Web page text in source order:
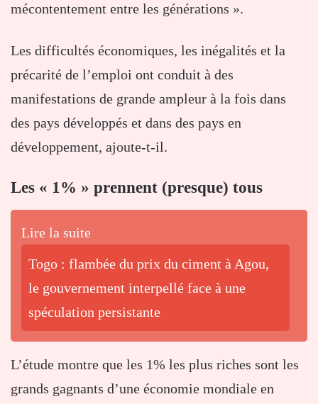
mécontentement entre les générations ».
Les difficultés économiques, les inégalités et la
précarité de l’emploi ont conduit à des
manifestations de grande ampleur à la fois dans
des pays développés et dans des pays en
développement, ajoute-t-il.
Les « 1% » prennent (presque) tous
Lire la suite
Togo : flambée du prix du ciment à Agou,
le gouvernement interpellé face à une
spéculation persistante
L’étude montre que les 1% les plus riches sont les
grands gagnants d’une économie mondiale en